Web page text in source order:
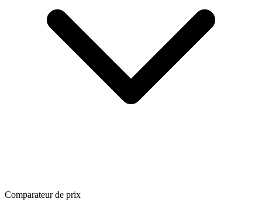
Comparateur de prix